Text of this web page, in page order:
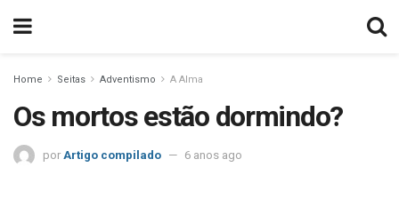
Home Seitas Adventismo A Alma
Os mortos estão dormindo?
por Artigo compilado 6 anos ago